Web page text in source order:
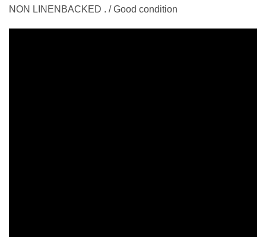
NON LINENBACKED . / Good condition